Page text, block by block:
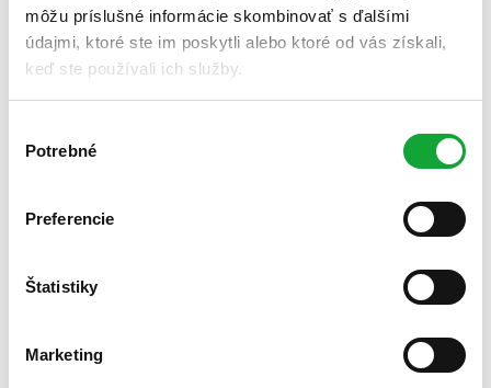
môžu príslušné informácie skombinovať s ďalšími
údajmi, ktoré ste im poskytli alebo ktoré od vás získali,
keď ste používali ich služby.
súhlasu
Potrebné
Preferencie
Štatistiky
Marketing